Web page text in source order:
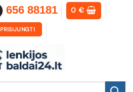
656 88181 0€
PRISIJUNGTI